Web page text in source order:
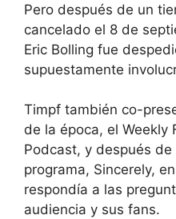
Pero después de un
cancelado el 8 de
Eric Bolling fue
supuestamente
Timpf también co-
de la época, el Weekly
Podcast, y después
programa, Sincerely,
respondía a las
audiencia y sus fans.